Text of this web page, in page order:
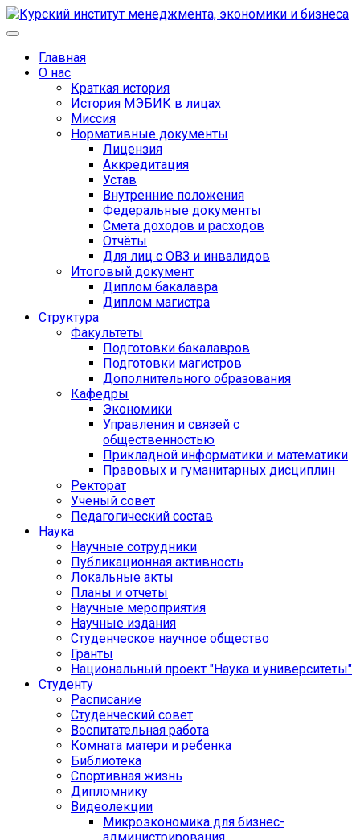
Главная
О нас
Краткая история
История МЭБИК в лицах
Миссия
Нормативные документы
Лицензия
Аккредитация
Устав
Внутренние положения
Федеральные документы
Смета доходов и расходов
Отчёты
Для лиц с ОВЗ и инвалидов
Итоговый документ
Диплом бакалавра
Диплом магистра
Структура
Факультеты
Подготовки бакалавров
Подготовки магистров
Дополнительного образования
Кафедры
Экономики
Управления и связей с
общественностью
Прикладной информатики и математики
Правовых и гуманитарных дисциплин
Ректорат
Ученый совет
Педагогический состав
Наука
Научные сотрудники
Публикационная активность
Локальные акты
Планы и отчеты
Научные мероприятия
Научные издания
Студенческое научное общество
Гранты
Национальный проект "Наука и университеты"
Студенту
Расписание
Студенческий совет
Воспитательная работа
Комната матери и ребенка
Библиотека
Спортивная жизнь
Дипломнику
Видеолекции
Микроэкономика для бизнес-